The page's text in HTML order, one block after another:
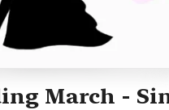
March -